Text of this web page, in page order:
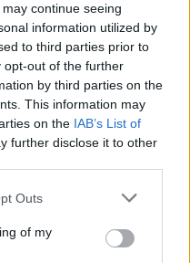
continue seeing
information utilized by
to third parties prior to
opt-out of the further
by third parties on the
This information may
on the IAB’s List of
further disclose it to other
one or more Google
You may click to
its third-party tags to
Outs
of my
VAGY A
EZT HASZNÁLJÁK A
24 ÓRA TOVÁBBI HÍREI